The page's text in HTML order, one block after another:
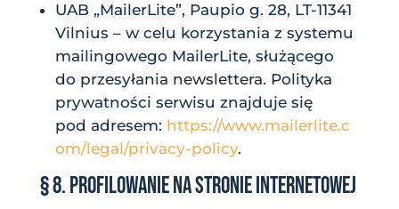
UAB „MailerLite”, Paupio g. 28, LT-11341
Vilnius – w celu korzystania z systemu
mailingowego MailerLite, służącego
do przesyłania newslettera. Polityka
prywatności serwisu znajduje się
pod adresem: https://www.mailerlite.c
om/legal/privacy-policy.
§ 8. PROFILOWANIE NA STRONIE INTERNETOWEJ